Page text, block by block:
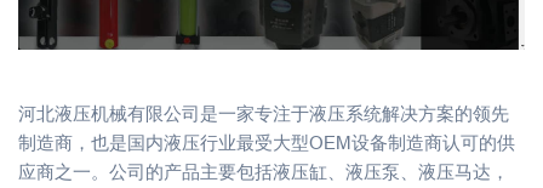
河北液压机械有限公司是一家专注于液压系统解决方案的领先
制造商，也是国内液压行业最受大型OEM设备制造商认可的供
应商之一。公司的产品主要包括液压缸、液压泵、液压马达，